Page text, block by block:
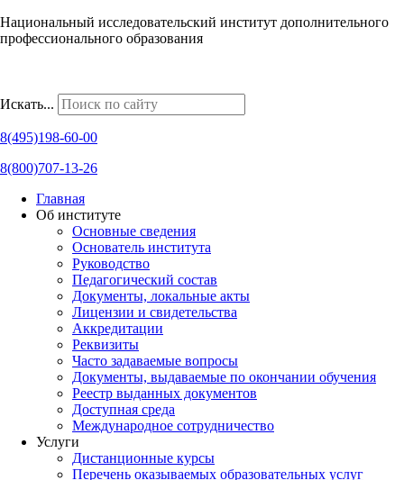
Национальный исследовательский институт дополнительного
профессионального образования
Искать...
8(495)198-60-00
8(800)707-13-26
Главная
Об институте
Основные сведения
Основатель института
Руководство
Педагогический состав
Документы, локальные акты
Лицензии и свидетельства
Аккредитации
Реквизиты
Часто задаваемые вопросы
Документы, выдаваемые по окончании обучения
Реестр выданных документов
Доступная среда
Международное сотрудничество
Услуги
Дистанционные курсы
Перечень оказываемых образовательных услуг